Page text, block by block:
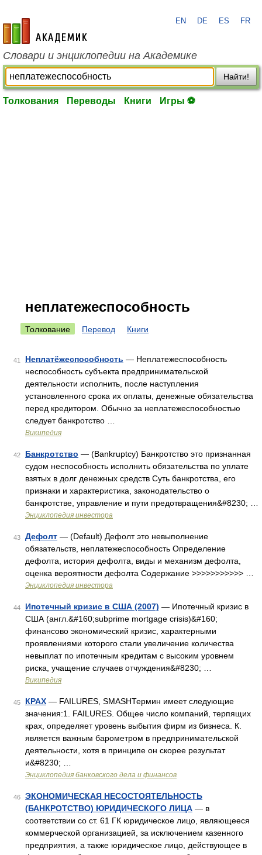
academic.ru
EN DE ES FR
Словари и энциклопедии на Академике
Найти!
Толкования Переводы Книги Игры ⚽
неплатежеспособность
Толкование Перевод Книги
41 Неплатёжеспособность — Неплатежеспособность
неспособность субъекта предпринимательской
деятельности исполнить, после наступления
установленного срока их оплаты, денежные обязательства
перед кредитором. Обычно за неплатежеспособностью
следует банкротство …
Википедия
42 Банкротство — (Bankruptcy) Банкротство это признанная
судом неспособность исполнить обязательства по уплате
взятых в долг денежных средств Суть банкротства, его
признаки и характеристика, законодательство о
банкротстве, управление и пути предотвращения&#8230; …
Энциклопедия инвестора
43 Дефолт — (Default) Дефолт это невыполнение
обязательств, неплатежеспособность Определение
дефолта, история дефолта, виды и механизм дефолта,
оценка вероятности дефолта Содержание >>>>>>>>>>> …
Энциклопедия инвестора
44 Ипотечный кризис в США (2007) — Ипотечный кризис в
США (англ.&#160;subprime mortgage crisis)&#160;
финансово экономический кризис, характерными
проявлениями которого стали увеличение количества
невыплат по ипотечным кредитам с высоким уровнем
риска, учащение случаев отчуждения&#8230; …
Википедия
45 КРАХ — FAILURES, SMASHТермин имеет следующие
значения:1. FAILURES. Общее число компаний, терпящих
крах, определяет уровень выбытия фирм из бизнеса. К.
является важным барометром в предпринимательской
деятельности, хотя в принципе он скорее результат
и&#8230; …
Энциклопедия банковского дела и финансов
46
ЭКОНОМИЧЕСКАЯ НЕСОСТОЯТЕЛЬНОСТЬ
(БАНКРОТСТВО) ЮРИДИЧЕСКОГО ЛИЦА — в
соответствии со ст. 61 ГК юридическое лицо, являющееся
коммерческой организацией, за исключением казенного
предприятия, а также юридическое лицо, действующее в